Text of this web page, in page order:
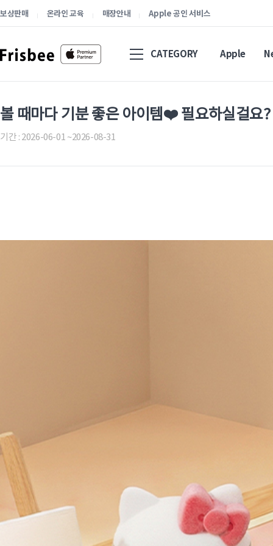
보상판매 온라인 교육 매장안내 Apple 공인 서비스
CATEGORY Apple
볼 때마다 기분 좋은 아이템❤️ 필요하실걸요?
기간 : 2026-06-01 ~2026-08-31